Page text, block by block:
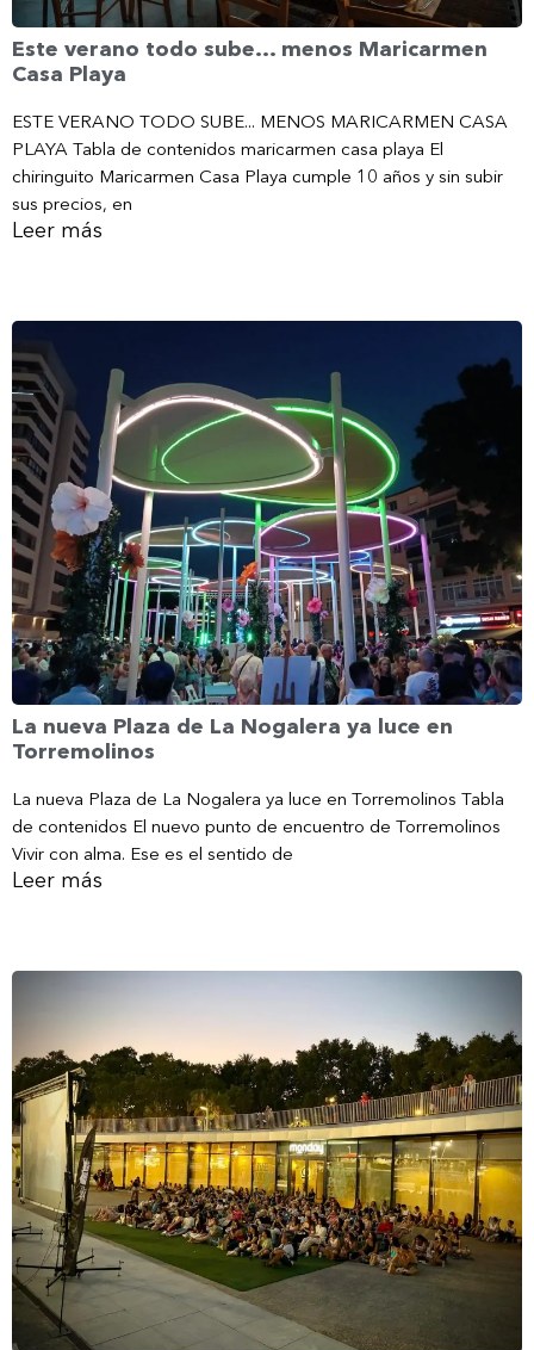
Este verano todo sube… menos Maricarmen
Casa Playa
ESTE VERANO TODO SUBE... MENOS MARICARMEN CASA
PLAYA Tabla de contenidos maricarmen casa playa El
chiringuito Maricarmen Casa Playa cumple 10 años y sin subir
sus precios, en
Leer más
La nueva Plaza de La Nogalera ya luce en
Torremolinos
La nueva Plaza de La Nogalera ya luce en Torremolinos Tabla
de contenidos El nuevo punto de encuentro de Torremolinos
Vivir con alma. Ese es el sentido de
Leer más